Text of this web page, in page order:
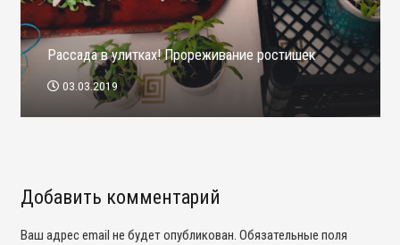
Рассада в улитках! Прореживание ростишек
03.03.2019
Добавить комментарий
Ваш адрес email не будет опубликован. Обязательные поля